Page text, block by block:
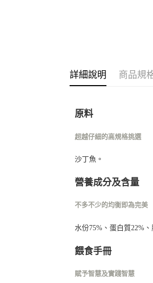
詳細說明 商品規
原料
超越仔細的高規格挑選
沙丁魚 。
營養成分及含量
不多不少的均衡即為完美
水份75%、蛋白質22%
餵食手冊
賦予智慧及實踐智慧